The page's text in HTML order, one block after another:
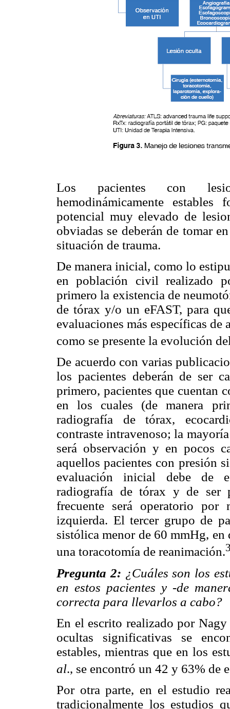
Los pacientes con
hemodinámicamente
potencial muy elevado de
obviadas se deberán de tomar
situación de trauma.
De manera inicial, como lo
en población civil realizado
primero la existencia de
de tórax y/o un eFAST, para
evaluaciones más específicas
como se presente la evolución
De acuerdo con varias
los pacientes deberán de ser
primero, pacientes que cuentan
en los cuales (de manera
radiografía de tórax,
contraste intravenoso; la
será observación y en pocos
aquellos pacientes con presión
evaluación inicial debe de
radiografía de tórax y de ser
frecuente será operatorio por
izquierda. El tercer grupo de
sistólica menor de 60 mmHg, en
una toracotomía de reanimación.
Pregunta 2: ¿Cuáles son los
en estos pacientes y -de
correcta para llevarlos a cabo?
En el escrito realizado por
ocultas significativas se
estables, mientras que en los
al., se encontró un 42 y 63% de
Por otra parte, en el estudio
tradicionalmente los estudios